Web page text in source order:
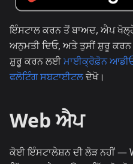
ਇੰਸਟਾਲ ਕਰਨ ਤੋਂ ਬਾਅਦ, ਐਪ
ਅਨੁਮਤੀ ਦਿਓ, ਅਤੇ ਤੁਸੀਂ ਸ਼ੁਰੂ
ਸ਼ੁਰੂ ਕਰਨ ਲਈਮਾਈਕ੍ਰੋਫ਼ੋਨ
ਫਲੋਟਿੰਗ ਸਬਟਾਈਟਲਦੇਖੋ।
Web ਐਪ
ਕੋਈ ਇੰਸਟਾਲੇਸ਼ਨ ਦੀ ਲੋੜ ਨਹੀਂ —